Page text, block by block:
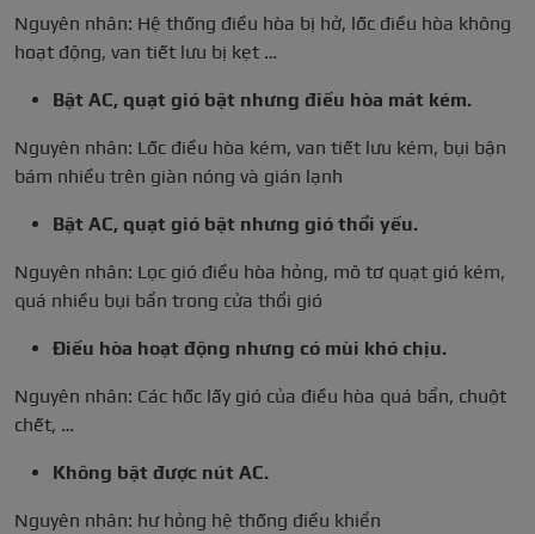
Nguyên nhân: Hệ thống điều hòa bị hở, lốc điều hòa không
hoạt động, van tiết lưu bị kẹt …
Bật AC, quạt gió bật nhưng điều hòa mát kém.
Nguyên nhân: Lốc điều hòa kém, van tiết lưu kém, bụi bận
bám nhiều trên giàn nóng và gián lạnh
Bật AC, quạt gió bật nhưng gió thổi yếu.
Nguyên nhân: Lọc gió điều hòa hỏng, mô tơ quạt gió kém,
quá nhiều bụi bẩn trong cửa thổi gió
Điều hòa hoạt động nhưng có mùi khó chịu.
Nguyên nhân: Các hốc lấy gió của điều hòa quá bẩn, chuột
chết, …
Không bật được nút AC.
Nguyên nhân: hư hỏng hệ thống điều khiển